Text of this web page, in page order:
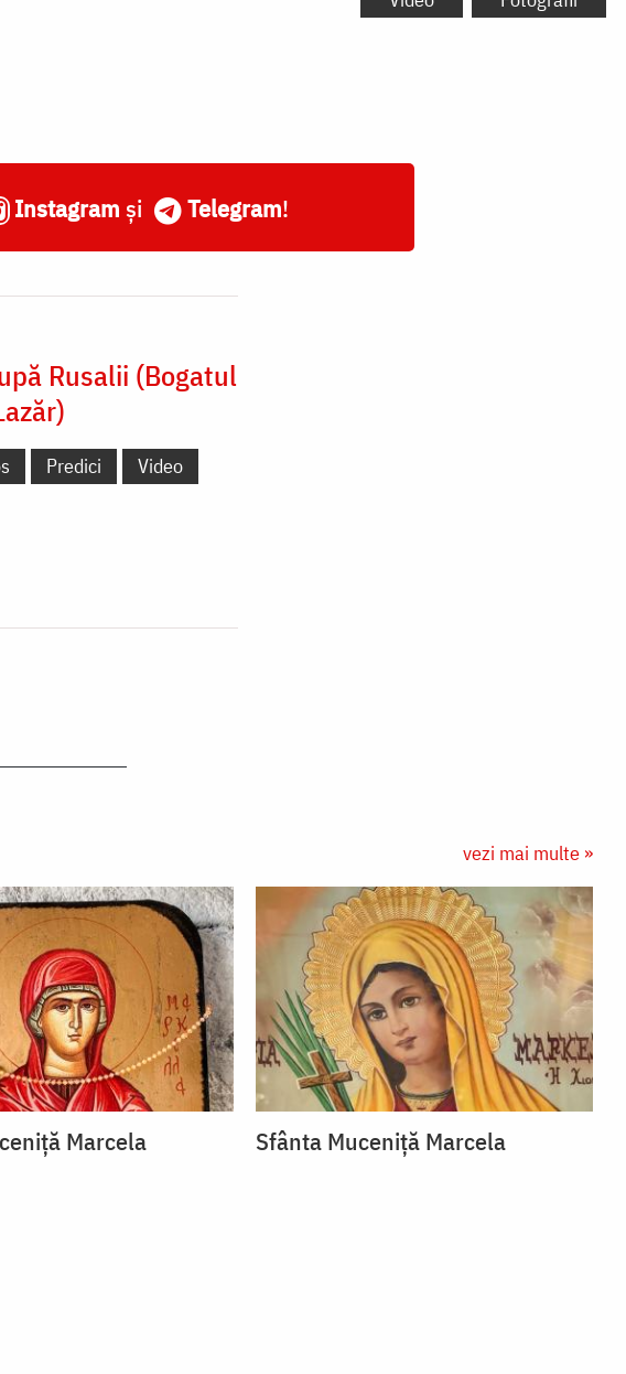
Instagram și Telegram!
Rusalii (Bogatul
Predici Video
vezi mai multe »
Marcela Sfânta Muceniță Marcela